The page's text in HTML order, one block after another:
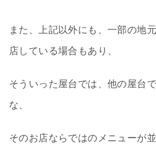
また、上記以外にも、一部の地
店している場合もあり、
そういった屋台では、他の屋台
な、
そのお店ならではのメニューが